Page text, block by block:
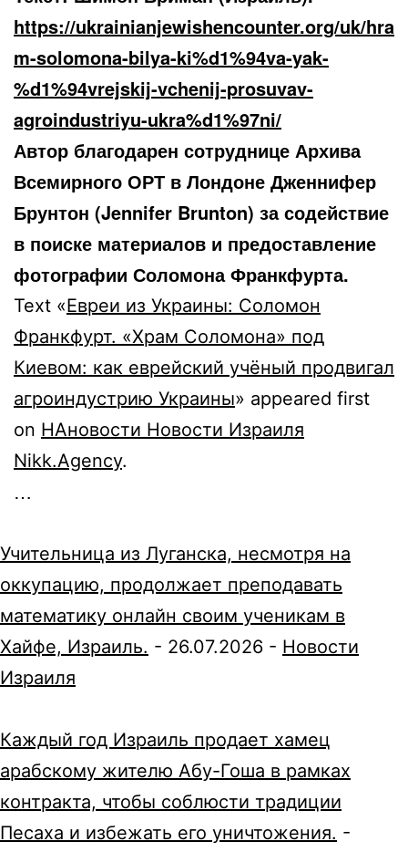
https://ukrainianjewishencounter.org/uk/hra
m-solomona-bilya-ki%d1%94va-yak-
%d1%94vrejskij-vchenij-prosuvav-
agroindustriyu-ukra%d1%97ni/
Автор благодарен сотруднице Архива
Всемирного ОРТ в Лондоне Дженнифер
Брунтон (Jennifer Brunton) за содействие
в поиске материалов и предоставление
фотографии Соломона Франкфурта.
Text «Евреи из Украины: Соломон
Франкфурт. «Храм Соломона» под
Киевом: как еврейский учёный продвигал
агроиндустрию Украины» appeared first
on НАновости Новости Израиля
Nikk.Agency.
…
Учительница из Луганска, несмотря на
оккупацию, продолжает преподавать
математику онлайн своим ученикам в
Хайфе, Израиль. - 26.07.2026 - Новости
Израиля
Каждый год Израиль продает хамец
арабскому жителю Абу-Гоша в рамках
контракта, чтобы соблюсти традиции
Песаха и избежать его уничтожения. -